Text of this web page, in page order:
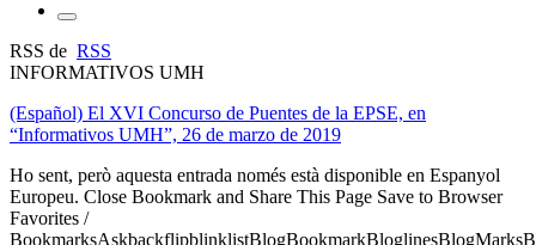
RSS de RSS
INFORMATIVOS UMH
(Español) El XVI Concurso de Puentes de la EPSE, en
“Informativos UMH”, 26 de marzo de 2019
Ho sent, però aquesta entrada només està disponible en Espanyol
Europeu. Close Bookmark and Share This Page Save to Browser
Favorites /